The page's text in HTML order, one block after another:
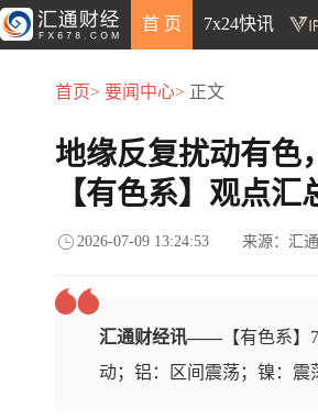
首 页 7x24快讯
首页> 要闻中心> 正文
地缘反复扰动有色
【有色系】观点汇
2026-07-09 13:24:53 来源：汇
汇通财经讯—— 【有色系
动；铝：区间震荡；镍：震